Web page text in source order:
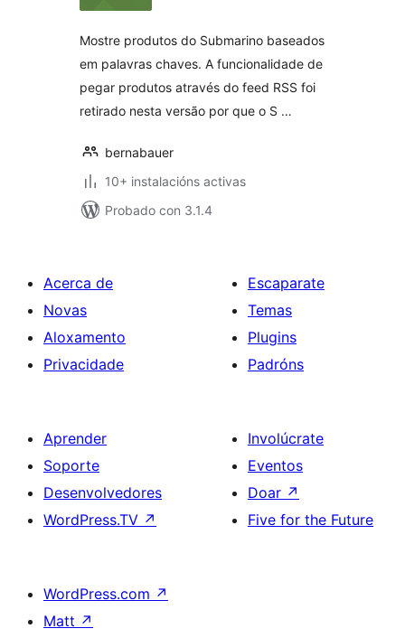
Mostre produtos do Submarino baseados
em palavras chaves. A funcionalidade de
pegar produtos através do feed RSS foi
retirado nesta versão por que o S …
bernabauer
10+ instalacións activas
Probado con 3.1.4
Acerca de
Novas
Aloxamento
Privacidade
Escaparate
Temas
Plugins
Padróns
Aprender
Soporte
Desenvolvedores
WordPress.TV ↗
Involúcrate
Eventos
Doar ↗
Five for the Future
WordPress.com ↗
Matt ↗